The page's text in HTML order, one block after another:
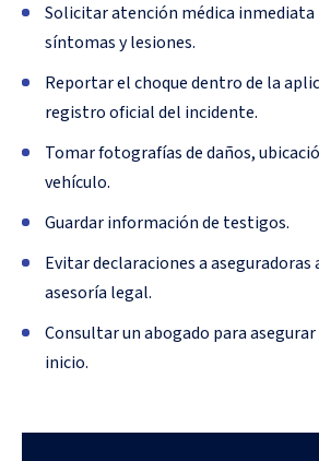
Solicitar atención médica
síntomas y lesiones.
Reportar el choque dentro de la
registro oficial del incidente.
Tomar fotografías de daños,
vehículo.
Guardar información de testigos.
Evitar declaraciones a
asesoría legal.
Consultar un abogado para
inicio.